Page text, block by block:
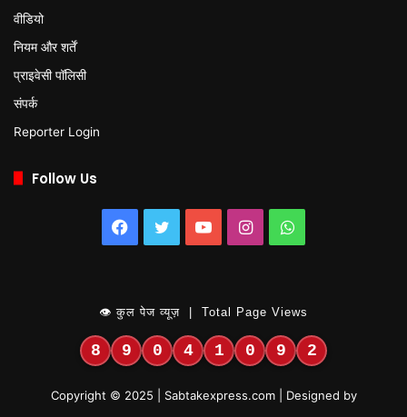
वीडियो
नियम और शर्तें
प्राइवेसी पॉलिसी
संपर्क
Reporter Login
Follow Us
Facebook
TwitterYouTubeInstagramWhatsApp
👁 कुल पेज व्यूज़ | Total Page Views
8 9 0 4 1 0 9 2
Copyright © 2025 | Sabtakexpress.com | Designed by